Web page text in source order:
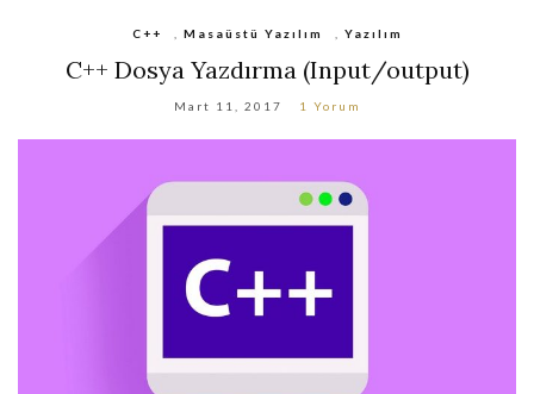
C++ Masaüstü Yazılım Yazılım
C++ Dosya Yazdırma (Input/output)
Mart 11, 2017 1 Yorum